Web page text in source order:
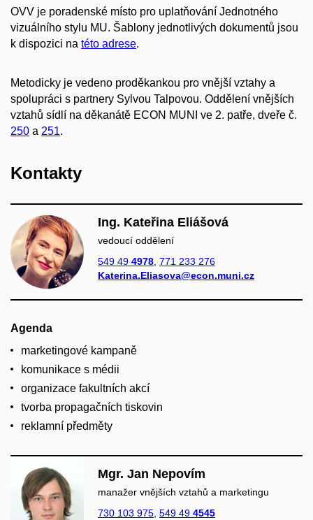
OVV je poradenské místo pro uplatňování Jednotného
vizuálního stylu MU. Šablony jednotlivých dokumentů jsou
k dispozici na této adrese.
Metodicky je vedeno proděkankou pro vnější vztahy a
spolupráci s partnery Sylvou Talpovou. Oddělení vnějších
vztahů sídlí na děkanátě ECON MUNI ve 2. patře, dveře č.
250 a 251.
Kontakty
Ing. Kateřina Eliášová
vedoucí oddělení
549 49 4978, 771 233 276
Katerina.Eliasova@econ.muni.cz
Agenda
marketingové kampaně
komunikace s médii
organizace fakultních akcí
tvorba propagačních tiskovin
reklamní předměty
Mgr. Jan Nepovím
manažer vnějších vztahů a marketingu
730 103 975, 549 49 4545